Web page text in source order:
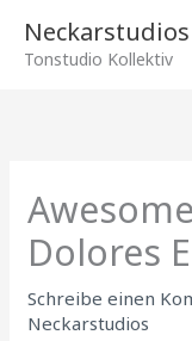
Inhalt
springen
Neckarstudios
Tonstudio Kollektiv
Dolores
Schreibe einen
Neckarstudios